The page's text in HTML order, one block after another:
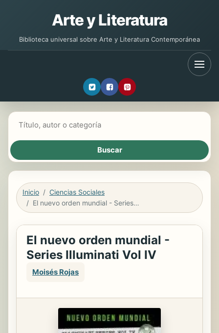
Arte y Literatura
Biblioteca universal sobre Arte y Literatura Contemporánea
Inicio
Ciencias Sociales
El nuevo orden mundial - Series Illuminati Vol IV
El nuevo orden mundial -
Series Illuminati Vol IV
Moisés Rojas